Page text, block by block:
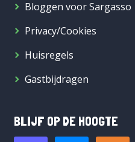
Bloggen voor Sargasso
Privacy/Cookies
Huisregels
Gastbijdragen
BLIJF OP DE HOOGTE